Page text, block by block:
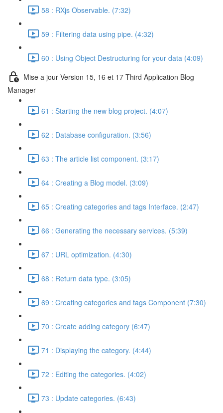
58 : RXjs Observable. (7:32)
59 : Filtering data using pipe. (4:32)
60 : Using Object Destructuring for your data (4:09)
Mise a jour Version 15, 16 et 17 Third Application Blog
Manager
61 : Starting the new blog project. (4:07)
62 : Database configuration. (3:56)
63 : The article list component. (3:17)
64 : Creating a Blog model. (3:09)
65 : Creating categories and tags Interface. (2:47)
66 : Generating the necessary services. (5:39)
67 : URL optimization. (4:30)
68 : Return data type. (3:05)
69 : Creating categories and tags Component (7:30)
70 : Create adding category (6:47)
71 : Displaying the category. (4:44)
72 : Editing the categories. (4:02)
73 : Update categories. (6:43)